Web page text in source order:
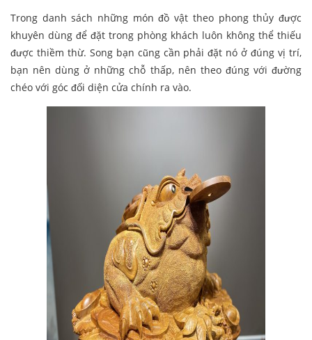
Trong danh sách những món đồ vật theo phong thủy được
khuyên dùng để đặt trong phòng khách luôn không thể thiếu
được thiềm thừ. Song bạn cũng cần phải đặt nó ở đúng vị trí,
bạn nên dùng ở những chỗ thấp, nên theo đúng với đường
chéo với góc đối diện cửa chính ra vào.